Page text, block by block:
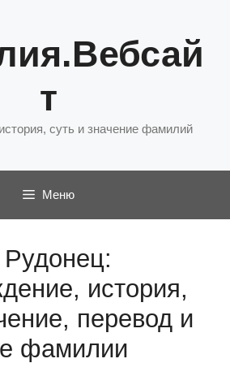
т
суть и значение фамилий
Меню
история,
перевод и
фамилии